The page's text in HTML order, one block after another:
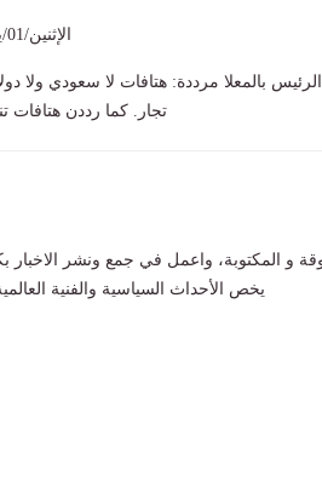
الإثنين/01/يونيو/2026 - 11:35 م
بالمعلا مرددة: هتافات لا سعودي
تجار. كما رددن هتافات
و المكتوبة، واعمل في جمع ونشر الاخبار
يخص الأحداث السياسية والفنية